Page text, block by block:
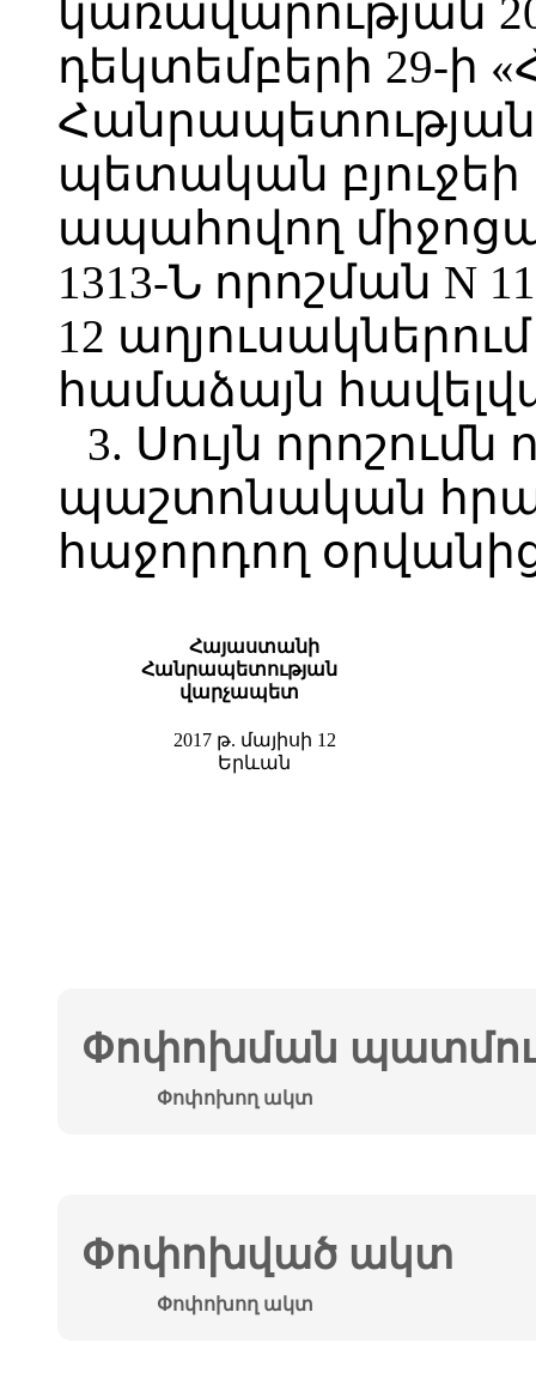
կառավարության
դեկտեմբերի 29-ի
Հանրապետության
պետական
ապահովող
1313-Ն որոշման N
12
համաձայն
3. Սույն որոշումն
պաշտոնական
հաջորդող
Հայաստանի
Հանրապետության
վարչապետ
2017 թ. մայիսի 12
Երևան
Փոփոխման
Փոփոխող ակտ
Փոփոխված ակտ
Փոփոխող ակտ